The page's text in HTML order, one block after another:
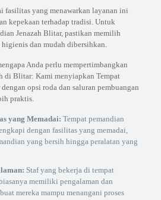
fasilitas yang menawarkan layanan ini
kepekaan terhadap tradisi. Untuk
Jenazah Blitar, pastikan memilih
higienis dan mudah dibersihkan.
Anda perlu mempertimbangkan
di Blitar: Kami menyiapkan Tempat
opsi roda dan saluran pembuangan
praktis.
yang Memadai: Tempat pemandian
dengan fasilitas yang memadai,
yang bersih hingga peralatan yang
Staf yang bekerja di tempat
memiliki pengalaman dan
mereka mampu menangani proses